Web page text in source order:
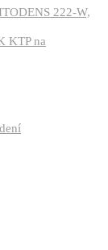
222-W,
KTP na